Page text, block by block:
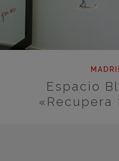
Espacio
«Recupera